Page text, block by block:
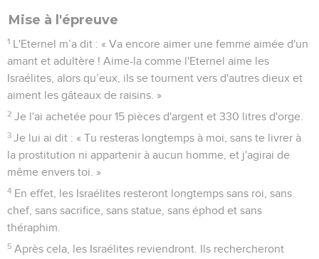
Mise à l'épreuve
1 L'Eternel m’a dit : « Va encore aimer une femme aimée d'un
amant et adultère ! Aime-la comme l'Eternel aime les
Israélites, alors qu’eux, ils se tournent vers d'autres dieux et
aiment les gâteaux de raisins. »
2 Je l'ai achetée pour 15 pièces d'argent et 330 litres d'orge.
3 Je lui ai dit : « Tu resteras longtemps à moi, sans te livrer à
la prostitution ni appartenir à aucun homme, et j'agirai de
même envers toi. »
4 En effet, les Israélites resteront longtemps sans roi, sans
chef, sans sacrifice, sans statue, sans éphod et sans
théraphim.
5 Après cela, les Israélites reviendront. Ils rechercheront